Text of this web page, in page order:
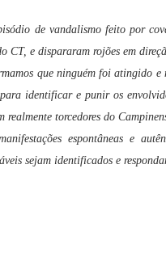
de vandalismo feito por
e dispararam rojões em
que ninguém foi atingido
identificar e punir os
realmente torcedores do
espontâneas e
sejam identificados e